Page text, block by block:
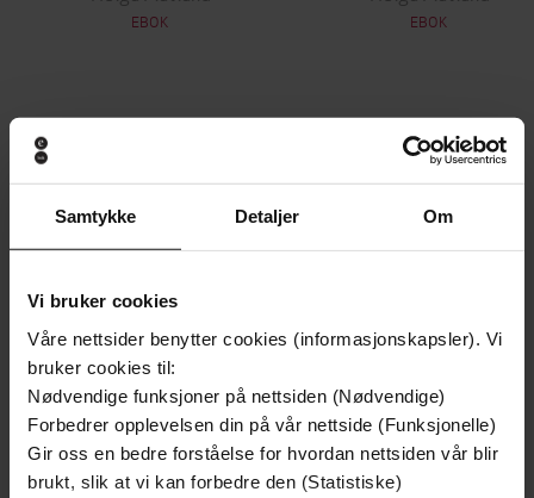
Samtykke Detaljer Om
Vi bruker cookies
Våre nettsider benytter cookies (informasjonskapsler). Vi
bruker cookies til:
Nødvendige funksjoner på nettsiden (Nødvendige)
Forbedrer opplevelsen din på vår nettside (Funksjonelle)
Gir oss en bedre forståelse for hvordan nettsiden vår blir
brukt, slik at vi kan forbedre den (Statistiske)
EBOK EBOK
Andre har også kjøpt